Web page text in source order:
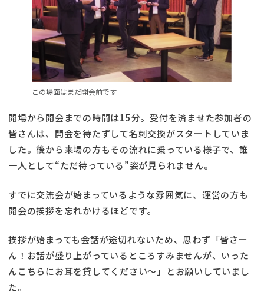
この場面はまだ開会前です
開場から開会までの時間は15分。受付を済ませた参加者の
皆さんは、開会を待たずして名刺交換がスタートしていま
した。後から来場の方もその流れに乗っている様子で、誰
一人として“ただ待っている”姿が見られません。
すでに交流会が始まっているような雰囲気に、運営の方も
開会の挨拶を忘れかけるほどです。
挨拶が始まっても会話が途切れないため、思わず「皆さー
ん！お話が盛り上がっているところすみませんが、いった
んこちらにお耳を貸してください〜」とお願いしていまし
た。